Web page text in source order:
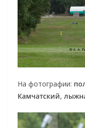
На фотографии:
Камчатский,